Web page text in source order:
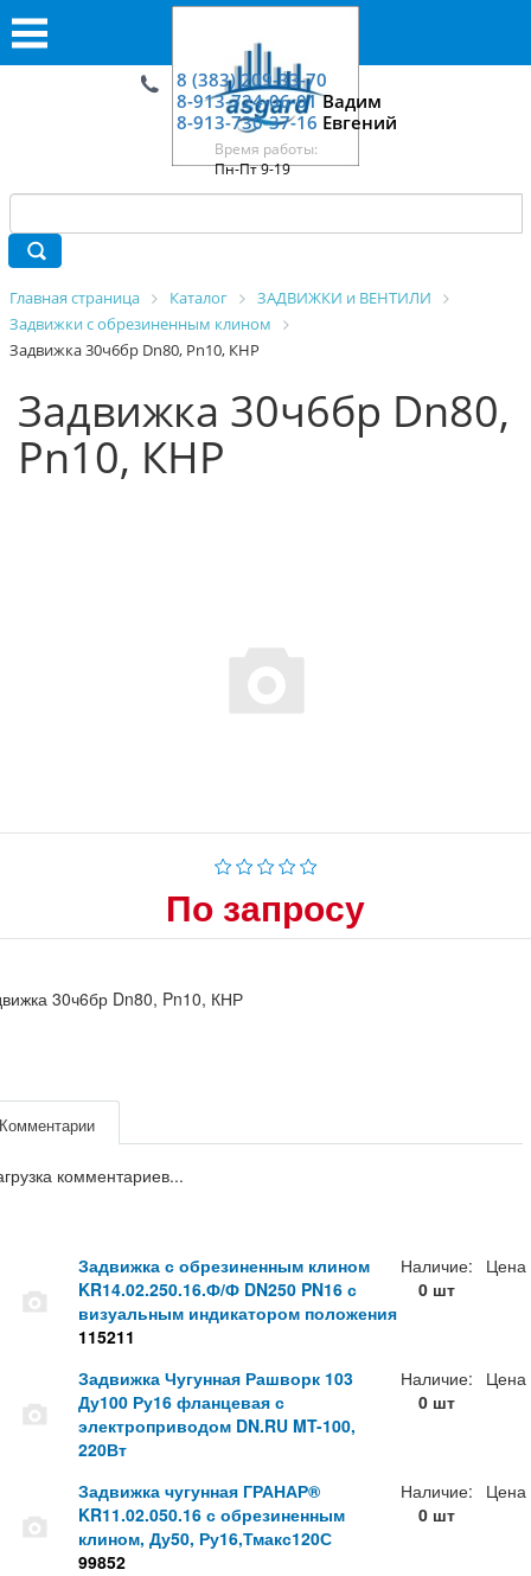
8 (383) 209-33-70
8-913-724-06-01Вадим
8-913-730-37-16 Евгений
Время работы:
Пн-Пт 9-19
Главная страница Каталог
ЗАДВИЖКИ и ВЕНТИЛИ
Задвижки с обрезиненным клином
Задвижка 30ч6бр Dn80, Pn10, КНР
Задвижка 30ч6бр Dn80,
Pn10, КНР
По запросу
30ч6бр Dn80, Pn10, КНР
комментариев...
Задвижка с обрезиненным клином
KR14.02.250.16.Ф/Ф DN250 PN16 с
визуальным индикатором положения
115211
Наличие:
0 шт
Цена
Задвижка Чугунная Рашворк 103
Ду100 Ру16 фланцевая с
электроприводом DN.RU MT-100,
220Вт
Наличие:
0 шт
Цена
Задвижка чугунная ГРАНАР®
KR11.02.050.16 с обрезиненным
клином, Ду50, Ру16,Тмакс120С
99852
Наличие:
0 шт
Цена